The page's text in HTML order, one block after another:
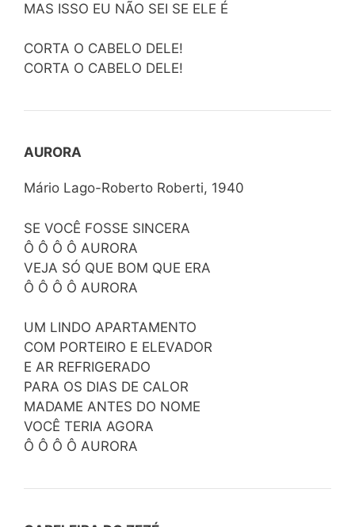
MAS ISSO EU NÃO SEI SE ELE É
CORTA O CABELO DELE!
CORTA O CABELO DELE!
AURORA
Mário Lago-Roberto Roberti, 1940
SE VOCÊ FOSSE SINCERA
Ô Ô Ô Ô AURORA
VEJA SÓ QUE BOM QUE ERA
Ô Ô Ô Ô AURORA
UM LINDO APARTAMENTO
COM PORTEIRO E ELEVADOR
E AR REFRIGERADO
PARA OS DIAS DE CALOR
MADAME ANTES DO NOME
VOCÊ TERIA AGORA
Ô Ô Ô Ô AURORA